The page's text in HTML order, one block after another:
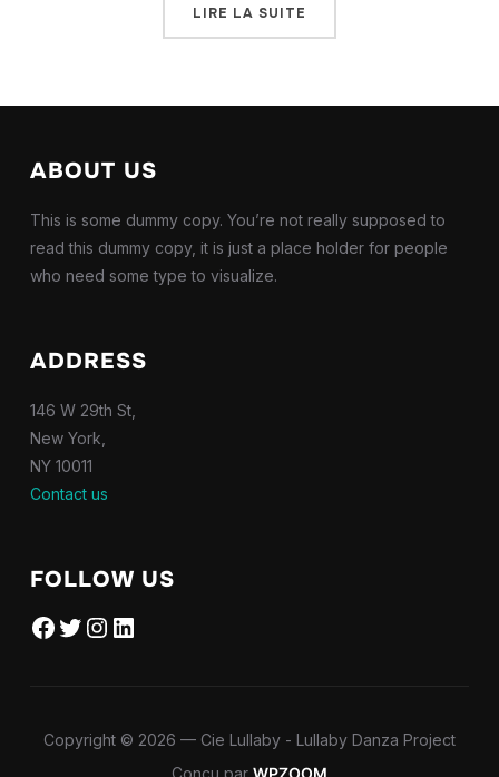
LIRE LA SUITE
ABOUT US
This is some dummy copy. You’re not really supposed to
read this dummy copy, it is just a place holder for people
who need some type to visualize.
ADDRESS
146 W 29th St,
New York,
NY 10011
Contact us
FOLLOW US
Facebook
Twitter
Instagram
LinkedIn
Copyright © 2026 — Cie Lullaby - Lullaby Danza Project
Conçu par WPZOOM